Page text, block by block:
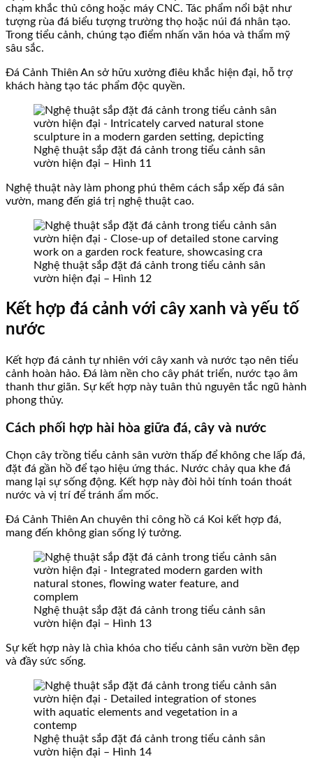
chạm khắc thủ công hoặc máy CNC. Tác phẩm nổi bật như
tượng rùa đá biểu tượng trường thọ hoặc núi đá nhân tạo.
Trong tiểu cảnh, chúng tạo điểm nhấn văn hóa và thẩm mỹ
sâu sắc.
Đá Cảnh Thiên An sở hữu xưởng điêu khắc hiện đại, hỗ trợ
khách hàng tạo tác phẩm độc quyền.
Nghệ thuật sắp đặt đá cảnh trong tiểu cảnh sân
vườn hiện đại – Hình 11
Nghệ thuật này làm phong phú thêm cách sắp xếp đá sân
vườn, mang đến giá trị nghệ thuật cao.
Nghệ thuật sắp đặt đá cảnh trong tiểu cảnh sân
vườn hiện đại – Hình 12
Kết hợp đá cảnh với cây xanh và yếu tố
nước
Kết hợp đá cảnh tự nhiên với cây xanh và nước tạo nên tiểu
cảnh hoàn hảo. Đá làm nền cho cây phát triển, nước tạo âm
thanh thư giãn. Sự kết hợp này tuân thủ nguyên tắc ngũ hành
phong thủy.
Cách phối hợp hài hòa giữa đá, cây và nước
Chọn cây trồng tiểu cảnh sân vườn thấp để không che lấp đá,
đặt đá gần hồ để tạo hiệu ứng thác. Nước chảy qua khe đá
mang lại sự sống động. Kết hợp này đòi hỏi tính toán thoát
nước và vị trí để tránh ẩm mốc.
Đá Cảnh Thiên An chuyên thi công hồ cá Koi kết hợp đá,
mang đến không gian sống lý tưởng.
Nghệ thuật sắp đặt đá cảnh trong tiểu cảnh sân
vườn hiện đại – Hình 13
Sự kết hợp này là chìa khóa cho tiểu cảnh sân vườn bền đẹp
và đầy sức sống.
Nghệ thuật sắp đặt đá cảnh trong tiểu cảnh sân
vườn hiện đại – Hình 14